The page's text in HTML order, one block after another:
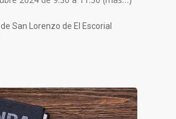
San Lorenzo de El Escorial